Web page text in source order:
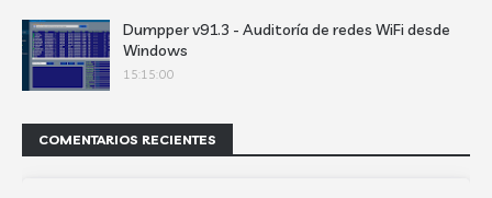
Dumpper v91.3 - Auditoría de redes WiFi desde
Windows
15:15:00
COMENTARIOS RECIENTES